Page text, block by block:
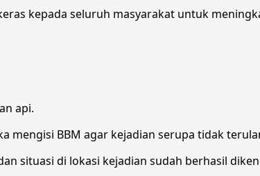
kepada seluruh masyarakat untuk
api.
mengisi BBM agar kejadian serupa tidak
situasi di lokasi kejadian sudah berhasil